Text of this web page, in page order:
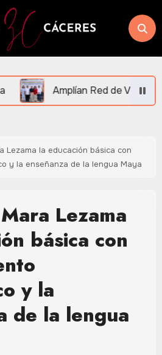
de Videovigilancia en Central
Lezama la educación básica con
y la enseñanza de la lengua Maya
Lezama
básica con
y la
de la lengua